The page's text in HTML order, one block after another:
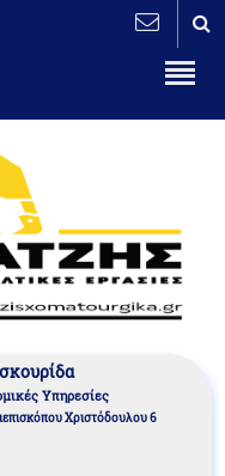
Υπηρεσίες
Χριστόδουλου 6